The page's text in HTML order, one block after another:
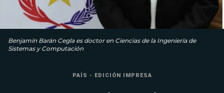
Benjamín Barán Cegla es doctor en Ciencias de la Ingeniería de
Sistemas y Computación
PAÍS - EDICIÓN IMPRESA